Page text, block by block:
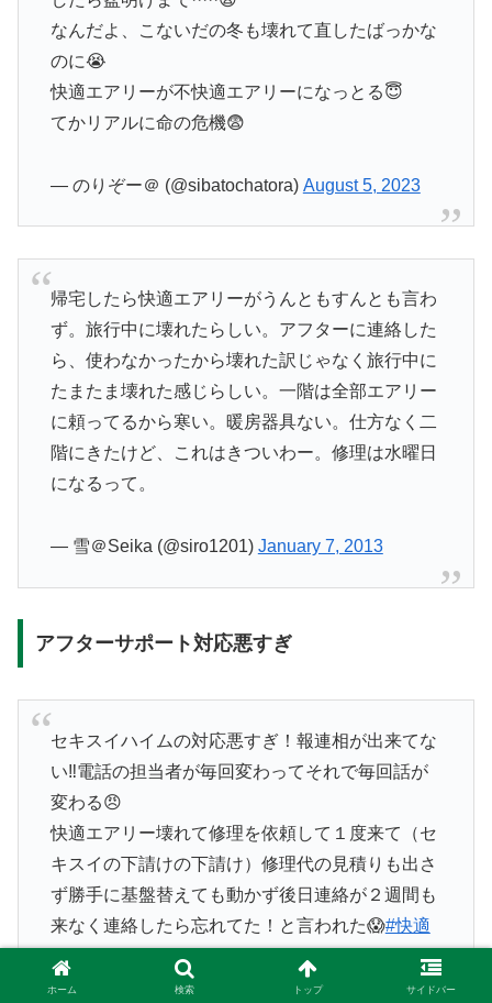
なんだよ、こないだの冬も壊れて直したばっかな
のに😭
快適エアリーが不快適エアリーになっとる😇
てかリアルに命の危機😨
— のりぞー＠ (@sibatochatora) August 5, 2023
帰宅したら快適エアリーがうんともすんとも言わ
ず。旅行中に壊れたらしい。アフターに連絡した
ら、使わなかったから壊れた訳じゃなく旅行中に
たまたま壊れた感じらしい。一階は全部エアリー
に頼ってるから寒い。暖房器具ない。仕方なく二
階にきたけど、これはきついわー。修理は水曜日
になるって。
— 雪＠Seika (@siro1201) January 7, 2013
アフターサポート対応悪すぎ
セキスイハイムの対応悪すぎ！報連相が出来てな
い‼️電話の担当者が毎回変わってそれで毎回話が
変わる😠
快適エアリー壊れて修理を依頼して１度来て（セ
キスイの下請けの下請け）修理代の見積りも出さ
ず勝手に基盤替えても動かず後日連絡が２週間も
来なく連絡したら忘れてた！と言われた😱#快適
エアリ
ホーム 検索 トップ サイドバー